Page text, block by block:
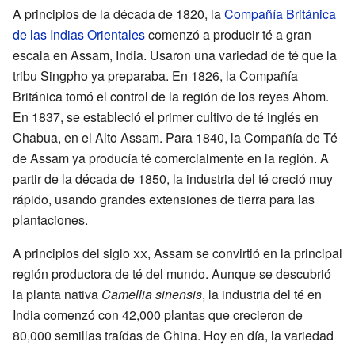
A principios de la década de 1820, laCompañía Británica
de las Indias Orientalescomenzó a producir té a gran
escala en Assam, India. Usaron una variedad de té que la
tribu Singpho ya preparaba. En 1826, la Compañía
Británica tomó el control de la región de los reyes Ahom.
En 1837, se estableció el primer cultivo de té inglés en
Chabua, en el Alto Assam. Para 1840, la Compañía de Té
de Assam ya producía té comercialmente en la región. A
partir de la década de 1850, la industria del té creció muy
rápido, usando grandes extensiones de tierra para las
plantaciones.
A principios del sigloxx, Assam se convirtió en la principal
región productora de té del mundo. Aunque se descubrió
la planta nativa Camellia sinensis, la industria del té en
India comenzó con 42,000 plantas que crecieron de
80,000 semillas traídas de China. Hoy en día, la variedad